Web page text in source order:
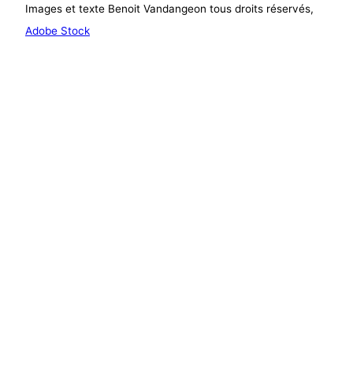
Images et texte Benoit Vandangeon tous droits réservés,
Adobe Stock